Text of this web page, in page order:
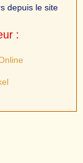
depuis le site
: